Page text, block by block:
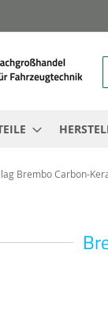
Brembo Carbon-